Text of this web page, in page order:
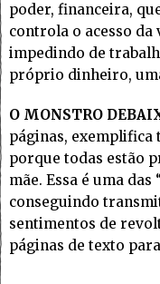
poder, financeira,
controla o acesso
impedindo de
próprio dinheiro,
O MONSTRO
páginas, exemplifica
porque todas estão
mãe. Essa é uma das
conseguindo
sentimentos de
páginas de texto